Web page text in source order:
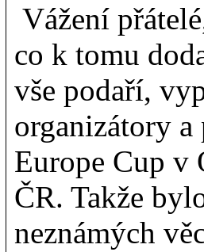
Vážení
co k tomu
vše podaří,
organizátory a
Europe Cup v
ČR. Takže
neznámých